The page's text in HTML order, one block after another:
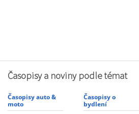
Časopisy a noviny podle témat
Časopisy auto &
moto
Časopisy o
bydlení